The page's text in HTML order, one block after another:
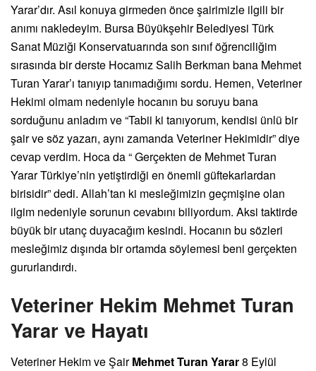
Yarar’dır. Asıl konuya girmeden önce şairimizle ilgili bir
anımı nakledeyim. Bursa Büyükşehir Belediyesi Türk
Sanat Müziği Konservatuarında son sınıf öğrenciliğim
sırasında bir derste Hocamız Salih Berkman bana Mehmet
Turan Yarar’ı tanıyıp tanımadığımı sordu. Hemen, Veteriner
Hekimi olmam nedeniyle hocanın bu soruyu bana
sorduğunu anladım ve “Tabii ki tanıyorum, kendisi ünlü bir
şair ve söz yazarı, aynı zamanda Veteriner Hekimidir” diye
cevap verdim. Hoca da “ Gerçekten de Mehmet Turan
Yarar Türkiye’nin yetiştirdiği en önemli güftekarlardan
birisidir” dedi. Allah’tan ki mesleğimizin geçmişine olan
ilgim nedeniyle sorunun cevabını biliyordum. Aksi taktirde
büyük bir utanç duyacağım kesindi. Hocanın bu sözleri
mesleğimiz dışında bir ortamda söylemesi beni gerçekten
gururlandırdı.
Veteriner Hekim Mehmet Turan
Yarar ve Hayatı
Veteriner Hekim ve ŞairMehmet Turan Yarar8 Eylül